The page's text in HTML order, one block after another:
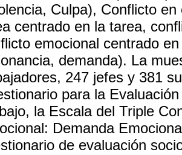
Culpa), Conflicto
centrado en la tarea,
emocional centrado
demanda). La
247 jefes y 381
para la
la Escala del Triple
Demanda
de evaluación